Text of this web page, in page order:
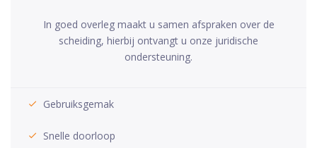
In goed overleg maakt u samen afspraken over de
scheiding, hierbij ontvangt u onze juridische
ondersteuning.
Gebruiksgemak
Snelle doorloop